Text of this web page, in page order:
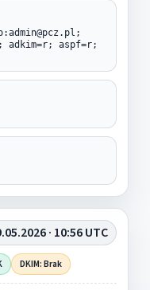
adkim=r; aspf=r;
· 10:56 UTC
DKIM: Brak